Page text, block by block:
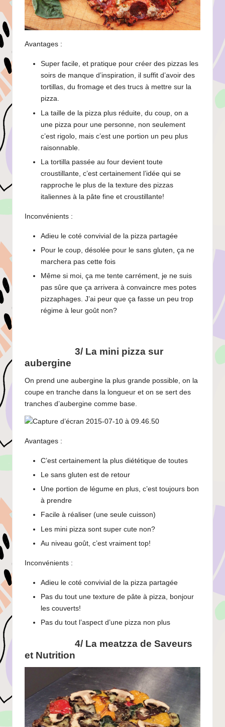
Avantages :
Super facile, et pratique pour créer des pizzas les
soirs de manque d’inspiration, il suffit d’avoir des
tortillas, du fromage et des trucs à mettre sur la
pizza.
La taille de la pizza plus réduite, du coup, on a
une pizza pour une personne, non seulement
c’est rigolo, mais c’est une portion un peu plus
raisonnable.
La tortilla passée au four devient toute
croustillante, c’est certainement l’idée qui se
rapproche le plus de la texture des pizzas
italiennes à la pâte fine et croustillante!
Inconvénients :
Adieu le coté convivial de la pizza partagée
Pour le coup, désolée pour le sans gluten, ça ne
marchera pas cette fois
Même si moi, ça me tente carrément, je ne suis
pas sûre que ça arrivera à convaincre mes potes
pizzaphages. J’ai peur que ça fasse un peu trop
régime à leur goût non?
3/ La mini pizza sur
aubergine
On prend une aubergine la plus grande possible, on la
coupe en tranche dans la longueur et on se sert des
tranches d’aubergine comme base.
Avantages :
C’est certainement la plus diététique de toutes
Le sans gluten est de retour
Une portion de légume en plus, c’est toujours bon
à prendre
Facile à réaliser (une seule cuisson)
Les mini pizza sont super cute non?
Au niveau goût, c’est vraiment top!
Inconvénients :
Adieu le coté convivial de la pizza partagée
Pas du tout une texture de pâte à pizza, bonjour
les couverts!
Pas du tout l’aspect d’une pizza non plus
4/ La meatzza de Saveurs
et Nutrition